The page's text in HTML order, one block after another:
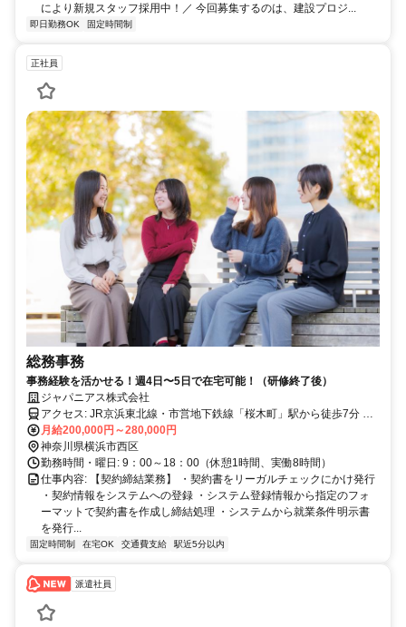
により新規スタッフ採用中！／ㅤ 今回募集するのは、建設プロジ...
即日勤務OK 固定時間制
正社員
総務事務
事務経験を活かせる！週4日〜5日で在宅可能！（研修終了後）
ジャパニアス株式会社
アクセス: JR京浜東北線・市営地下鉄線「桜木町」駅から徒歩7分 み
なとみらい線「みなとみらい」駅から徒歩7分
月給200,000円～280,000円
神奈川県横浜市西区
勤務時間・曜日: 9：00～18：00（休憩1時間、実働8時間）
仕事内容: 【契約締結業務】 ・契約書をリーガルチェックにかけ発行
・契約情報をシステムへの登録 ・システム登録情報から指定のフォ
ーマットで契約書を作成し締結処理 ・システムから就業条件明示書
を発行...
固定時間制 在宅OK 交通費支給 駅近5分以内
派遣社員